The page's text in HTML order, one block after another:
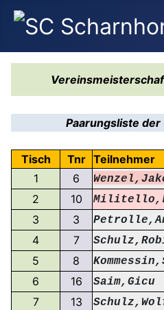
Paarungsliste der
Tisch Tnr Teilnehmer
1
6
2
10
3
3
4
7
5
8
6
16 Saim,Gicu
7
13